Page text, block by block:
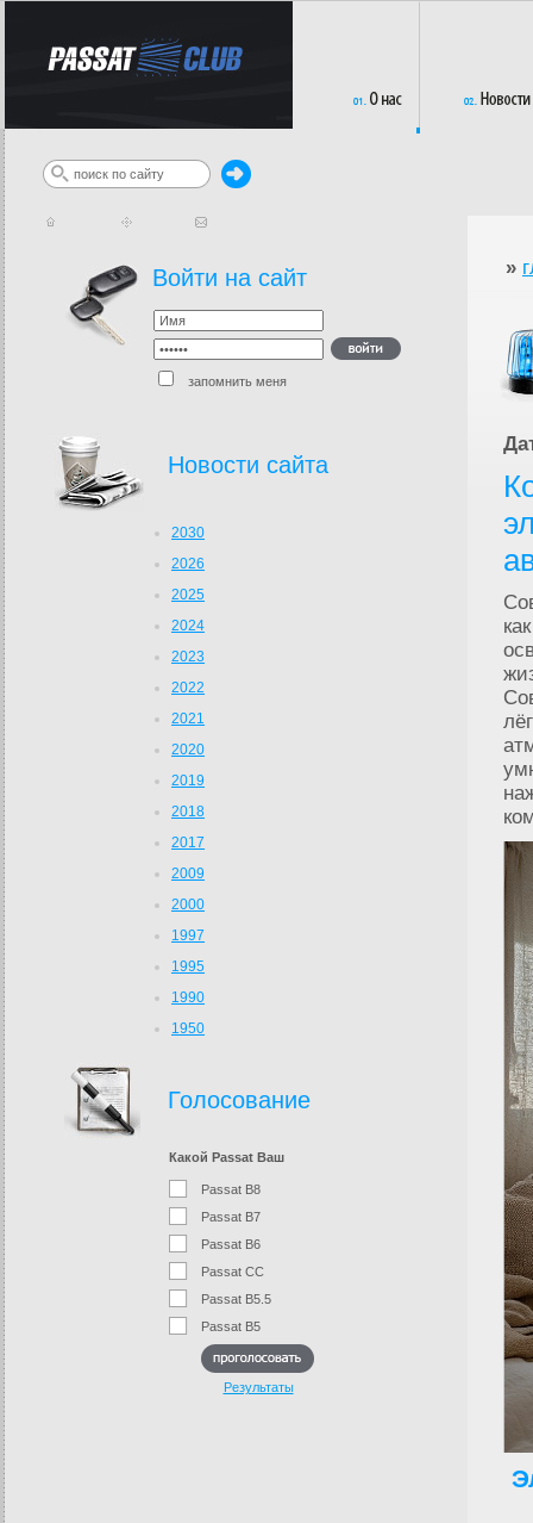
Войти на сайт
запомнить меня
Новости сайта
2030
2026
2025
2024
2023
2022
2021
2020
2019
2018
2017
2009
2000
1997
1995
1990
1950
Голосование
Какой Passat Ваш
Passat B8
Passat B7
Passat B6
Passat CC
Passat B5.5
Passat B5
Результаты
»